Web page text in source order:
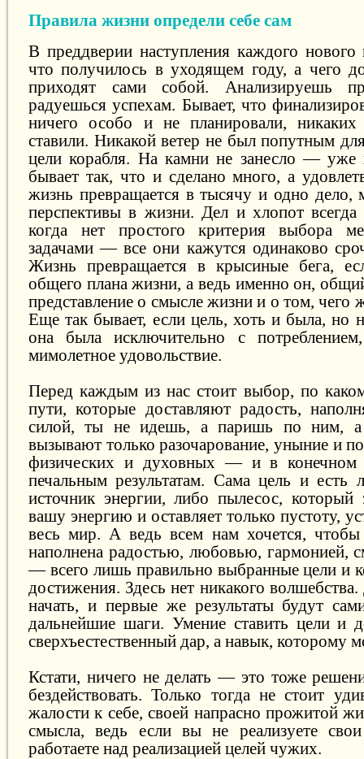
Правила жизни определи себе сам
В преддверии наступления каждого
что получилось в уходящем году, а чего
приходят сами собой. Анализируешь
радуешься успехам. Бывает, что
ничего особо и не планировали,
ставили. Никакой ветер не был попутным
цели корабля. На камни не занесло —
бывает так, что и сделано много, а
жизнь превращается в тысячу и одно дело,
перспективы в жизни. Дел и хлопот всегда
когда нет простого критерия выбора
задачами — все они кажутся одинаково
Жизнь превращается в крысиные бега,
общего плана жизни, а ведь именно он,
представление о смысле жизни и о том, чего
Еще так бывает, если цель, хоть и была, но
она была исключительно с
мимолетное удовольствие.
Перед каждым из нас стоит выбор, по
пути, которые доставляют радость,
силой, ты не идешь, а паришь по ним, а
вызывают только разочарование, уныние и
физических и духовных — и в конечном
печальным результатам. Сама цель и есть
источник энергии, либо пылесос, который
вашу энергию и оставляет только пустоту,
весь мир. А ведь всем нам хочется,
наполнена радостью, любовью, гармонией,
— всего лишь правильно выбранные цели и
достижения. Здесь нет никакого
начать, и первые же результаты будут
дальнейшие шаги. Умение ставить цели и
сверхъестественный дар, а навык, которому
Кстати, ничего не делать — это тоже
бездействовать. Только тогда не стоит
жалости к себе, своей напрасно прожитой
смысла, ведь если вы не реализуете
работаете над реализацией целей чужих.